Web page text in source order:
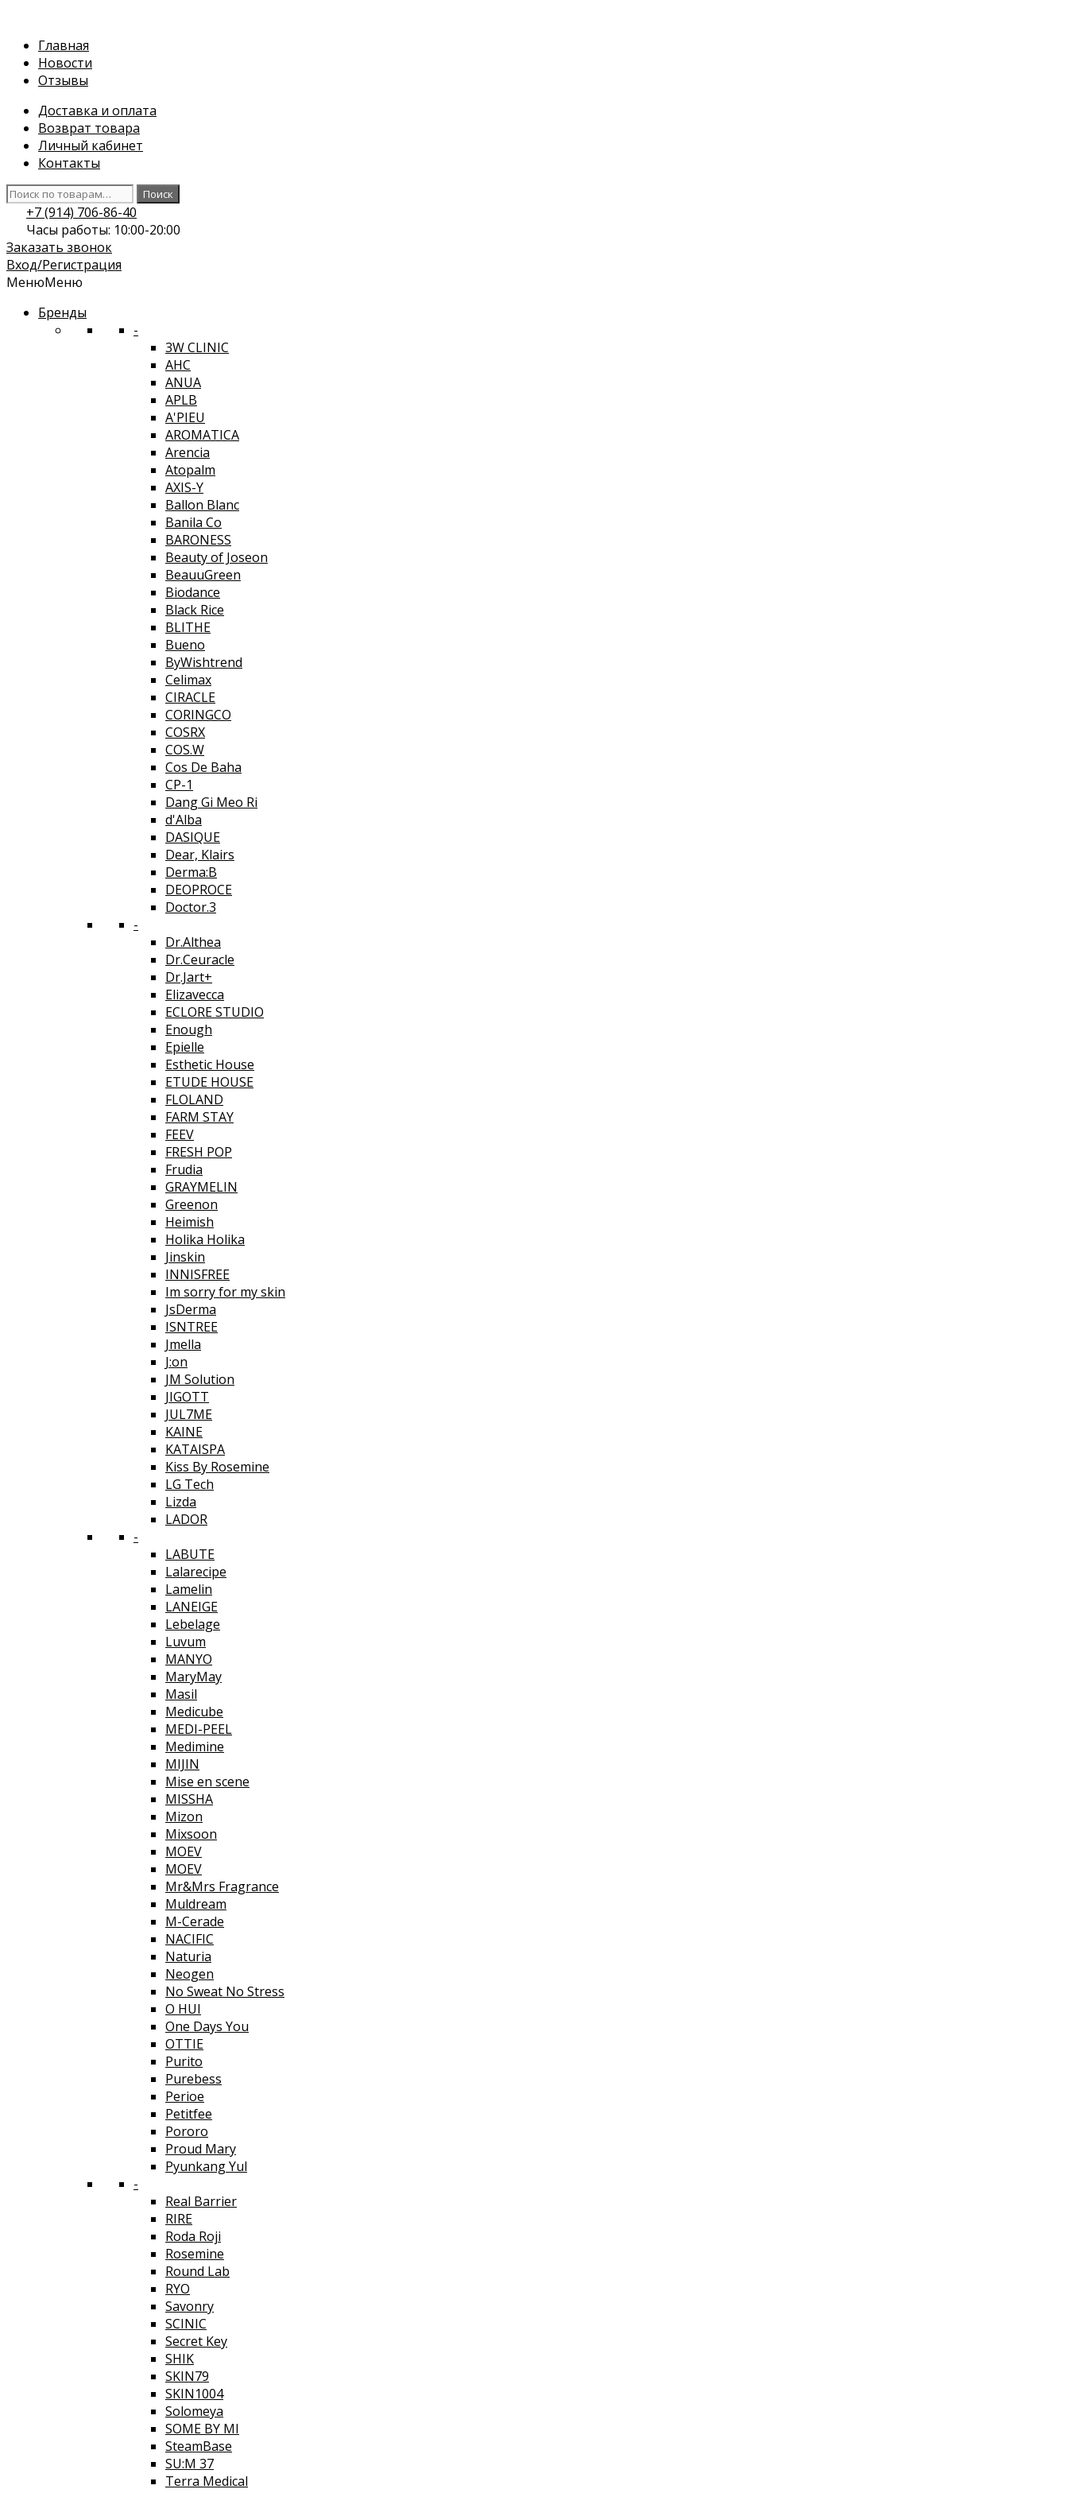
содержимому
Главная
Новости
Отзывы
Доставка и оплата
Возврат товара
Личный кабинет
Контакты
Искать:
Поиск
+7 (914) 706-86-40
Часы работы: 10:00-20:00
Заказать звонок
Вход/Регистрация
МенюМеню
Бренды
-
3W CLINIC
AHC
ANUA
APLB
A'PIEU
AROMATICA
Arencia
Atopalm
AXIS-Y
Ballon Blanc
Banila Co
BARONESS
Beauty of Joseon
BeauuGreen
Biodance
Black Rice
BLITHE
Bueno
ByWishtrend
Celimax
CIRACLE
CORINGCO
COSRX
COS.W
Cos De Baha
CP-1
Dang Gi Meo Ri
d'Alba
DASIQUE
Dear, Klairs
Derma:B
DEOPROCE
Doctor.3
-
Dr.Althea
Dr.Ceuracle
Dr.Jart+
Elizavecca
ECLORE STUDIO
Enough
Epielle
Esthetic House
ETUDE HOUSE
FLOLAND
FARM STAY
FEEV
FRESH POP
Frudia
GRAYMELIN
Greenon
Heimish
Holika Holika
Jinskin
INNISFREE
Im sorry for my skin
JsDerma
ISNTREE
Jmella
J:on
JM Solution
JIGOTT
JUL7ME
KAINE
KATAISPA
Kiss By Rosemine
LG Tech
Lizda
LADOR
-
LABUTE
Lalarecipe
Lamelin
LANEIGE
Lebelage
Luvum
MANYO
MaryMay
Masil
Medicube
MEDI-PEEL
Medimine
MIJIN
Mise en scene
MISSHA
Mizon
Mixsoon
MOEV
MOEV
Mr&Mrs Fragrance
Muldream
M-Cerade
NACIFIC
Naturia
Neogen
No Sweat No Stress
O HUI
One Days You
OTTIE
Purito
Purebess
Perioe
Petitfee
Pororo
Proud Mary
Pyunkang Yul
-
Real Barrier
RIRE
Roda Roji
Rosemine
Round Lab
RYO
Savonry
SCINIC
Secret Key
SHIK
SKIN79
SKIN1004
Solomeya
SOME BY MI
SteamBase
SU:M 37
Terra Medical